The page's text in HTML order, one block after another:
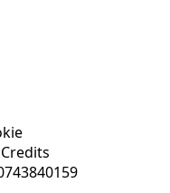
Credits